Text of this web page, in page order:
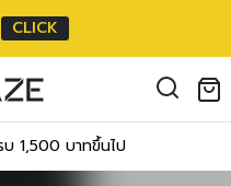
CLICK
1,500 บาทขึ้นไป